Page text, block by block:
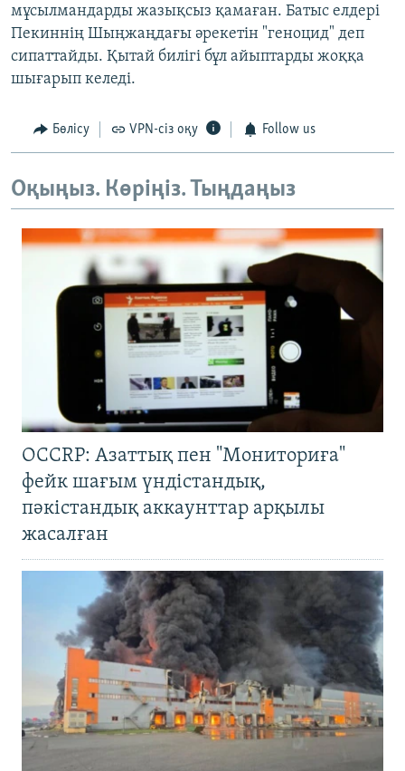
мұсылмандарды жазықсыз қамаған. Батыс елдері
Пекиннің Шыңжаңдағы әрекетін "геноцид" деп
сипаттайды. Қытай билігі бұл айыптарды жоққа
шығарып келеді.
Бөлісу VPN-сіз оқу Follow us
Оқыңыз. Көріңіз. Тыңдаңыз
OCCRP: Азаттық пен "Мониториға"
фейк шағым үндістандық,
пәкістандық аккаунттар арқылы
жасалған